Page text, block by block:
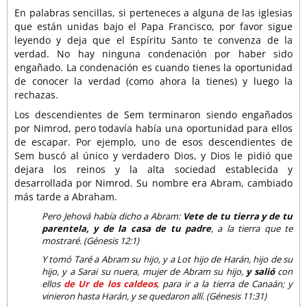
En palabras sencillas, si perteneces a alguna de las iglesias
que están unidas bajo el Papa Francisco, por favor sigue
leyendo y deja que el Espíritu Santo te convenza de la
verdad. No hay ninguna condenación por haber sido
engañado. La condenación es cuando tienes la oportunidad
de conocer la verdad (como ahora la tienes) y luego la
rechazas.
Los descendientes de Sem terminaron siendo engañados
por Nimrod, pero todavía había una oportunidad para ellos
de escapar. Por ejemplo, uno de esos descendientes de
Sem buscó al único y verdadero Dios, y Dios le pidió que
dejara los reinos y la alta sociedad establecida y
desarrollada por Nimrod. Su nombre era Abram, cambiado
más tarde a Abraham.
Pero Jehová había dicho a Abram: Vete de tu tierra y de tu
parentela, y de la casa de tu padre, a la tierra que te
mostraré. (Génesis 12:1)
Y tomó Taré a Abram su hijo, y a Lot hijo de Harán, hijo de su
hijo, y a Sarai su nuera, mujer de Abram su hijo, y saliócon
ellos de Ur de los caldeos, para ir a la tierra de Canaán; y
vinieron hasta Harán, y se quedaron allí. (Génesis 11:31)